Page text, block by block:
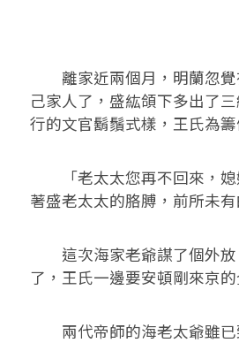
離家近兩個月，明蘭忽覺
己家人了，盛紘頜下多出了
行的文官鬍鬚式樣，王氏為
「老太太您再不回來，媳
著盛老太太的胳膊，前所未有
這次海家老爺謀了個外放
了，王氏一邊要安頓剛來京
兩代帝師的海老太爺雖已